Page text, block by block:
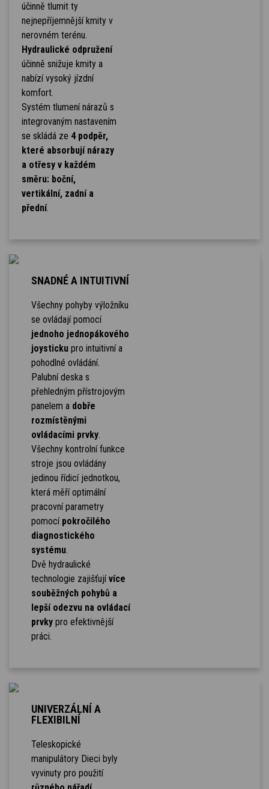
účinně tlumit ty
nejnepříjemnější kmity v
nerovném terénu.
Hydraulické odpružení
účinně snižuje kmity a
nabízí vysoký jízdní
komfort.
Systém tlumení nárazů s
integrovaným nastavením
se skládá ze 4 podpěr,
které absorbují nárazy
a otřesy v každém
směru: boční,
vertikální, zadní a
přední.
SNADNÉ A INTUITIVNÍ
Všechny pohyby výložníku
se ovládají pomocí
jednoho jednopákového
joystickupro intuitivní a
pohodlné ovládání.
Palubní deska s
přehledným přístrojovým
panelem a dobře
rozmístěnými
ovládacími prvky.
Všechny kontrolní funkce
stroje jsou ovládány
jedinou řídicí jednotkou,
která měří optimální
pracovní parametry
pomocí pokročilého
diagnostického
systému.
Dvě hydraulické
technologie zajišťujívíce
souběžných pohybů a
lepší odezvu na ovládací
prvkypro efektivnější
práci.
UNIVERZÁLNÍ A
FLEXIBILNÍ
Teleskopické
manipulátory Dieci byly
vyvinuty pro použití